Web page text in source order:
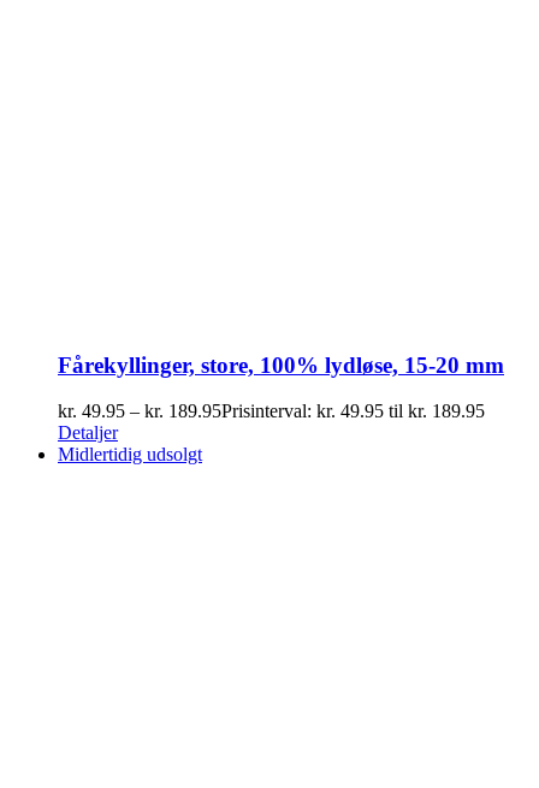
Fårekyllinger, store, 100% lydløse, 15-20 mm
kr. 49.95 – kr. 189.95Prisinterval: kr. 49.95 til kr. 189.95
Detaljer
Midlertidig udsolgt